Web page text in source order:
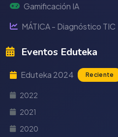
Gamificación IA
MÁTICA - Diagnóstico TIC
Eventos Eduteka
Eduteka 2024 Reciente
2022
2021
2020